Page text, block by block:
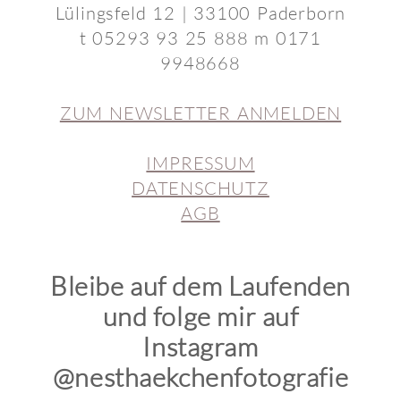
Lülingsfeld 12 | 33100 Paderborn
t 05293 93 25 888 m 0171
9948668
ZUM NEWSLETTER ANMELDEN
IMPRESSUM
DATENSCHUTZ
AGB
Bleibe auf dem Laufenden
und folge mir auf
Instagram
@nesthaekchenfotografie